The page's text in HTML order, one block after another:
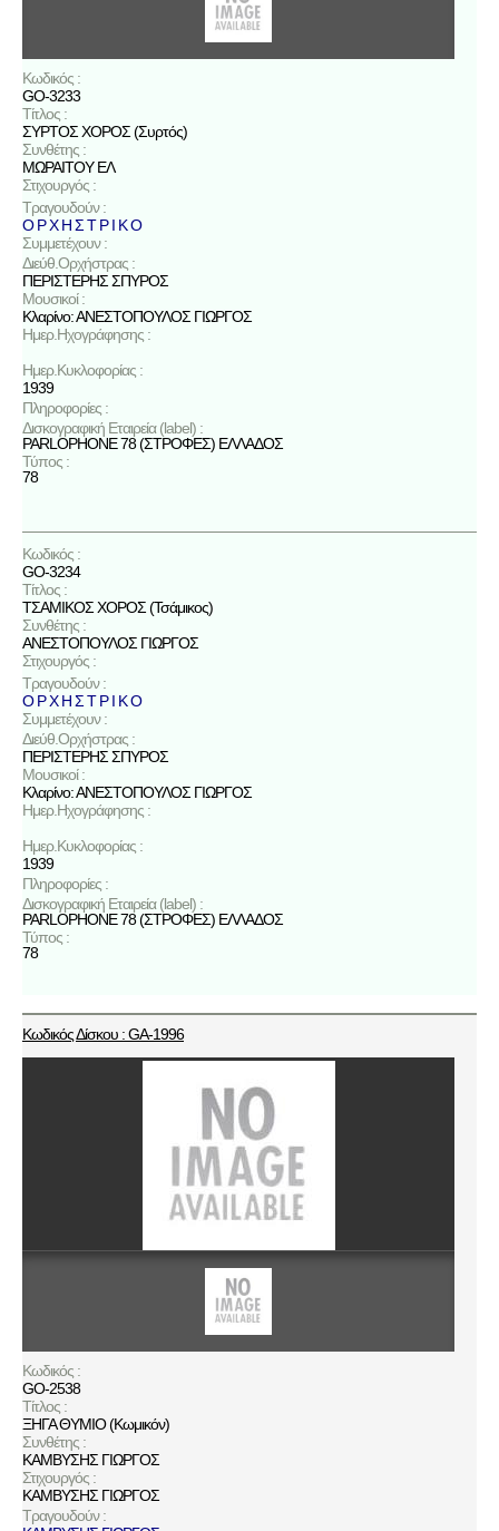
Κωδικός :
GO-3233
Τίτλος :
ΣΥΡΤΟΣ ΧΟΡΟΣ (Συρτός)
Συνθέτης :
ΜΩΡΑΙΤΟΥ ΕΛ
Στιχουργός :
Τραγουδούν :
Ο Ρ Χ Η Σ Τ Ρ Ι Κ Ο
Συμμετέχουν :
Διεύθ.Ορχήστρας :
ΠΕΡΙΣΤΕΡΗΣ ΣΠΥΡΟΣ
Μουσικοί :
Κλαρίνο: ΑΝΕΣΤΟΠΟΥΛΟΣ ΓΙΩΡΓΟΣ
Ημερ.Ηχογράφησης :
Ημερ.Κυκλοφορίας :
1939
Πληροφορίες :
Δισκογραφική Εταιρεία (label) :
PARLOPHONE 78 (ΣΤΡΟΦΕΣ) ΕΛΛΑΔΟΣ
Τύπος :
78
Κωδικός :
GO-3234
Τίτλος :
ΤΣΑΜΙΚΟΣ ΧΟΡΟΣ (Τσάμικος)
Συνθέτης :
ΑΝΕΣΤΟΠΟΥΛΟΣ ΓΙΩΡΓΟΣ
Στιχουργός :
Τραγουδούν :
Ο Ρ Χ Η Σ Τ Ρ Ι Κ Ο
Συμμετέχουν :
Διεύθ.Ορχήστρας :
ΠΕΡΙΣΤΕΡΗΣ ΣΠΥΡΟΣ
Μουσικοί :
Κλαρίνο: ΑΝΕΣΤΟΠΟΥΛΟΣ ΓΙΩΡΓΟΣ
Ημερ.Ηχογράφησης :
Ημερ.Κυκλοφορίας :
1939
Πληροφορίες :
Δισκογραφική Εταιρεία (label) :
PARLOPHONE 78 (ΣΤΡΟΦΕΣ) ΕΛΛΑΔΟΣ
Τύπος :
78
Κωδικός Δίσκου : GA-1996
Κωδικός :
GO-2538
Τίτλος :
ΞΗΓΑ ΘΥΜΙΟ (Κωμικόν)
Συνθέτης :
ΚΑΜΒΥΣΗΣ ΓΙΩΡΓΟΣ
Στιχουργός :
ΚΑΜΒΥΣΗΣ ΓΙΩΡΓΟΣ
Τραγουδούν :